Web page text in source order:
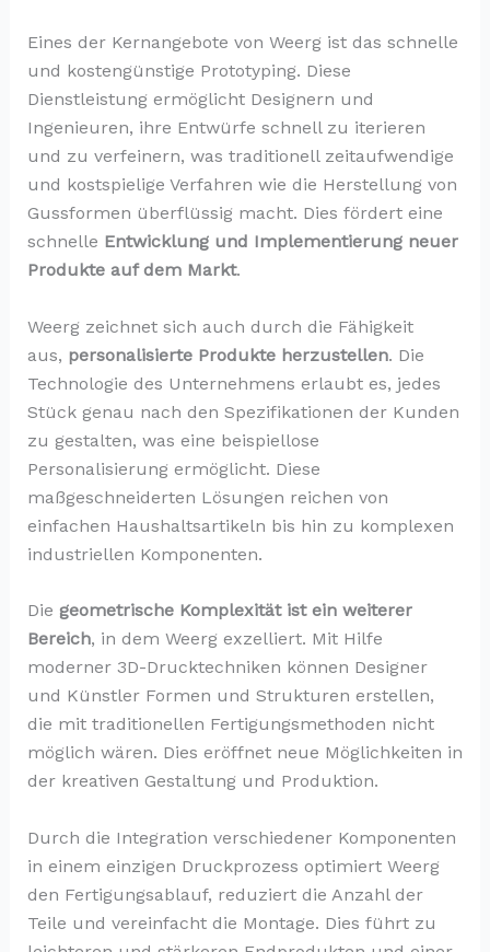
Eines der Kernangebote von Weerg ist das schnelle
und kostengünstige Prototyping. Diese
Dienstleistung ermöglicht Designern und
Ingenieuren, ihre Entwürfe schnell zu iterieren
und zu verfeinern, was traditionell zeitaufwendige
und kostspielige Verfahren wie die Herstellung von
Gussformen überflüssig macht. Dies fördert eine
schnelle Entwicklung und Implementierung neuer
Produkte auf dem Markt.
Weerg zeichnet sich auch durch die Fähigkeit
aus, personalisierte Produkte herzustellen. Die
Technologie des Unternehmens erlaubt es, jedes
Stück genau nach den Spezifikationen der Kunden
zu gestalten, was eine beispiellose
Personalisierung ermöglicht. Diese
maßgeschneiderten Lösungen reichen von
einfachen Haushaltsartikeln bis hin zu komplexen
industriellen Komponenten.
Die geometrische Komplexität ist ein weiterer
Bereich, in dem Weerg exzelliert. Mit Hilfe
moderner 3D-Drucktechniken können Designer
und Künstler Formen und Strukturen erstellen,
die mit traditionellen Fertigungsmethoden nicht
möglich wären. Dies eröffnet neue Möglichkeiten in
der kreativen Gestaltung und Produktion.
Durch die Integration verschiedener Komponenten
in einem einzigen Druckprozess optimiert Weerg
den Fertigungsablauf, reduziert die Anzahl der
Teile und vereinfacht die Montage. Dies führt zu